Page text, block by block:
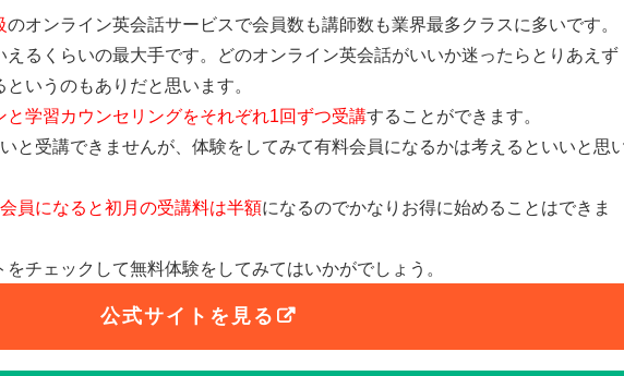
のオンライン英会話サービスで会員数も講師数も業界最多クラスに多いです。
るくらいの最大手です。どのオンライン英会話がいいか迷ったらとりあえず
いうのもありだと思います。
と学習カウンセリングをそれぞれ1回ずつ受講することができます。
と受講できませんが、体験をしてみて有料会員になるかは考えるといいと思
員になると初月の受講料は半額になるのでかなりお得に始めることはできま
チェックして無料体験をしてみてはいかがでしょう。
公式サイトを見る